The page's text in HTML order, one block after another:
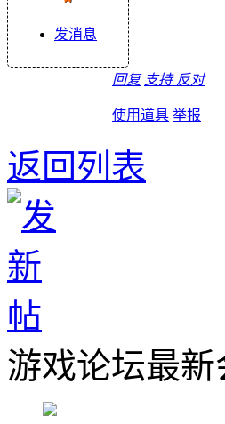
发消息
回复 支持 反对
使用道具 举报
返回列表
游戏论坛最新